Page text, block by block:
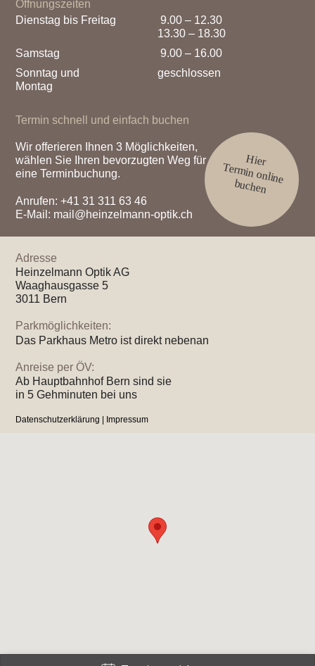
Öffnungszeiten
Dienstag bis Freitag
9.00 – 12.30
13.30 – 18.30
Samstag
9.00 – 16.00
Sonntag und
Montag
geschlossen
Hier
Termin online
buchen
Termin schnell und einfach buchen
Wir offerieren Ihnen 3 Möglichkeiten,
wählen Sie Ihren bevorzugten Weg für
eine Terminbuchung.
Anrufen:+41 31 311 63 46
E-Mail: mail@heinzelmann-optik.ch
Adresse
Heinzelmann Optik AG
Waaghausgasse 5
3011 Bern
Parkmöglichkeiten:
Das Parkhaus Metro ist direkt nebenan
Anreise per ÖV:
Ab Hauptbahnhof Bern sind sie
in 5 Gehminuten bei uns
Datenschutzerklärung | Impressum